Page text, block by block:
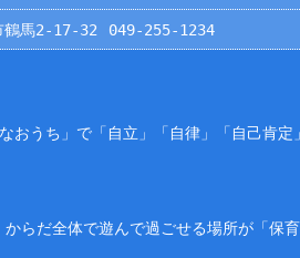
鶴馬2-17-32 049-255-1234
うち」で「自立」「自律」「自己肯定
らだ全体で遊んで過ごせる場所が「保